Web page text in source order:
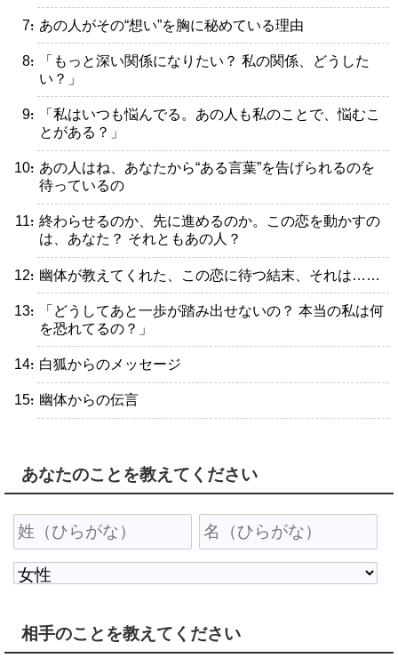
・あの人がその“想い”を胸に秘めている理由
・「もっと深い関係になりたい？ 私の関係、どうした
い？」
・「私はいつも悩んでる。あの人も私のことで、悩むこ
とがある？」
・あの人はね、あなたから“ある言葉”を告げられるのを
待っているの
・終わらせるのか、先に進めるのか。この恋を動かすの
は、あなた？ それともあの人？
・幽体が教えてくれた、この恋に待つ結末、それは……
・「どうしてあと一歩が踏み出せないの？ 本当の私は何
を恐れてるの？」
・白狐からのメッセージ
・幽体からの伝言
あなたのことを教えてください
相手のことを教えてください